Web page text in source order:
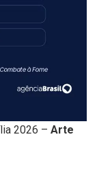
2026 – Arte